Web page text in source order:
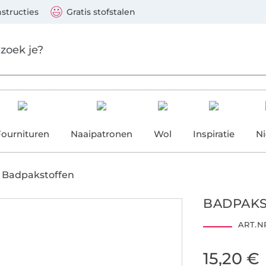
Gratis stofstalen
Naaipatronen Wol Inspiratie
Badpakstoffen
15,20 €
Mastercard, PayPal, iDeal, Vooruitbetaling via